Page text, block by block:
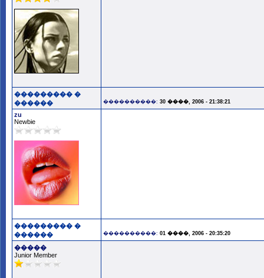
��������� �
������
����������: 30 ����, 2006 - 21:38:21
zu
Newbie
��������� �
������
����������: 01 ����, 2006 - 20:35:20
�����
Junior Member